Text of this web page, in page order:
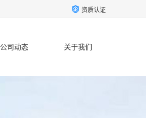
资质认证
公司动态 关于我们